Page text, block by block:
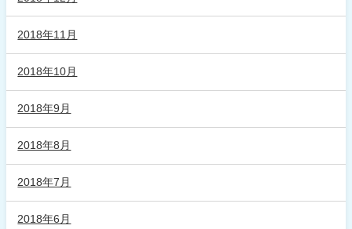
2018年11月
2018年10月
2018年9月
2018年8月
2018年7月
2018年6月